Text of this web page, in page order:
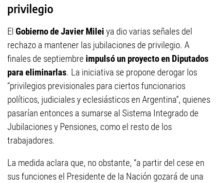
privilegio
El Gobierno de Javier Milei ya dio varias señales del
rechazo a mantener las jubilaciones de privilegio. A
finales de septiembre impulsó un proyecto en Diputados
para eliminarlas. La iniciativa se propone derogar los
“privilegios previsionales para ciertos funcionarios
políticos, judiciales y eclesiásticos en Argentina”, quienes
pasarían entonces a sumarse al Sistema Integrado de
Jubilaciones y Pensiones, como el resto de los
trabajadores.
La medida aclara que, no obstante, “a partir del cese en
sus funciones el Presidente de la Nación gozará de una